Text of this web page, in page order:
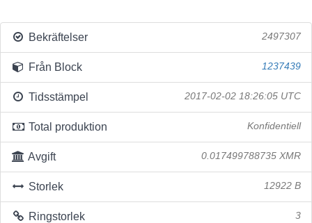
Bekräftelser 2497307
Från Block 1237439
Tidsstämpel 2017-02-02 18:26:05 UTC
Total produktion Konfidentiell
Avgift 0.017499788735 XMR
Storlek 12922 B
Ringstorlek 3